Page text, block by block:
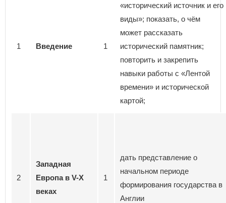
1 Введение 1
«исторический источник и его
виды»; показать, о чём
может рассказать
исторический памятник;
повторить и закрепить
навыки работы с «Лентой
времени» и исторической
картой;
2
Западная
Европа в V-Х
веках
1
дать представление о
начальном периоде
формирования государства в
Англии